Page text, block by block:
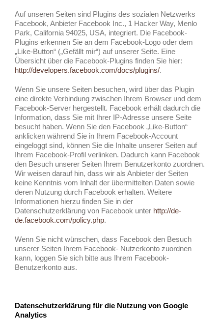
Auf unseren Seiten sind Plugins des sozialen Netzwerks
Facebook, Anbieter Facebook Inc., 1 Hacker Way, Menlo
Park, California 94025, USA, integriert. Die Facebook-
Plugins erkennen Sie an dem Facebook-Logo oder dem
„Like-Button“ („Gefällt mir“) auf unserer Seite. Eine
Übersicht über die Facebook-Plugins finden Sie hier:
http://developers.facebook.com/docs/plugins/.
Wenn Sie unsere Seiten besuchen, wird über das Plugin
eine direkte Verbindung zwischen Ihrem Browser und dem
Facebook-Server hergestellt. Facebook erhält dadurch die
Information, dass Sie mit Ihrer IP-Adresse unsere Seite
besucht haben. Wenn Sie den Facebook „Like-Button“
anklicken während Sie in Ihrem Facebook-Account
eingeloggt sind, können Sie die Inhalte unserer Seiten auf
Ihrem Facebook-Profil verlinken. Dadurch kann Facebook
den Besuch unserer Seiten Ihrem Benutzerkonto zuordnen.
Wir weisen darauf hin, dass wir als Anbieter der Seiten
keine Kenntnis vom Inhalt der übermittelten Daten sowie
deren Nutzung durch Facebook erhalten. Weitere
Informationen hierzu finden Sie in der
Datenschutzerklärung von Facebook unter http://de-
de.facebook.com/policy.php.
Wenn Sie nicht wünschen, dass Facebook den Besuch
unserer Seiten Ihrem Facebook- Nutzerkonto zuordnen
kann, loggen Sie sich bitte aus Ihrem Facebook-
Benutzerkonto aus.
Datenschutzerklärung für die Nutzung von Google
Analytics